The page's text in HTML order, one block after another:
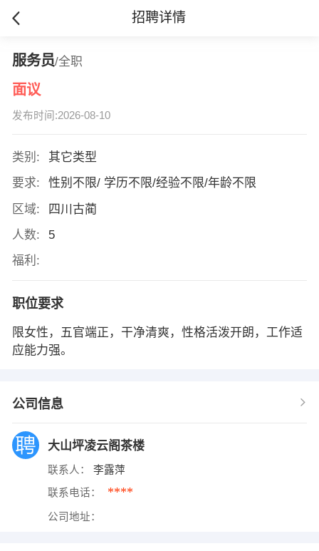
招聘详情
服务员/全职
面议
发布时间:2026-08-10
类别:
其它类型
要求:
性别不限/ 学历不限/经验不限/年龄不限
区域:
四川古蔺
人数:
5
福利:
职位要求
限女性，五官端正，干净清爽，性格活泼开朗，工作适
应能力强。
公司信息
大山坪凌云阁茶楼
联系人： 李露萍
联系电话： ****
公司地址：